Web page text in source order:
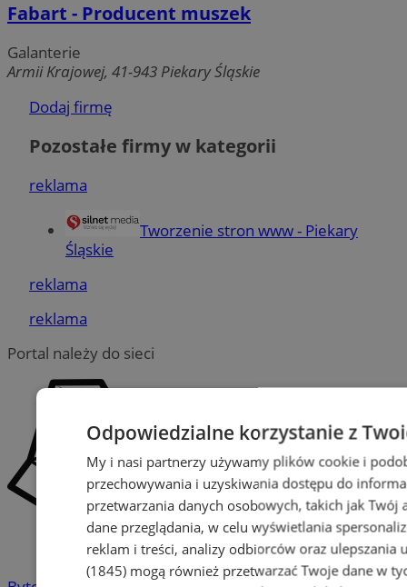
Fabart - Producent muszek
Galanterie
Armii Krajowej, 41-943 Piekary Śląskie
Dodaj firmę
Pozostałe firmy w kategorii
reklama
Tworzenie stron www - Piekary
Śląskie
reklama
reklama
Portal należy do sieci
Odpowiedzialne korzystanie z
My i nasi partnerzy używamy plików cookie i
przechowywania i uzyskiwania dostępu do
przetwarzania danych osobowych, takich jak
dane przeglądania, w celu wyświetlania
reklam i treści, analizy odbiorców oraz ulepszania
(1845)mogą również przetwarzać Twoje dane w